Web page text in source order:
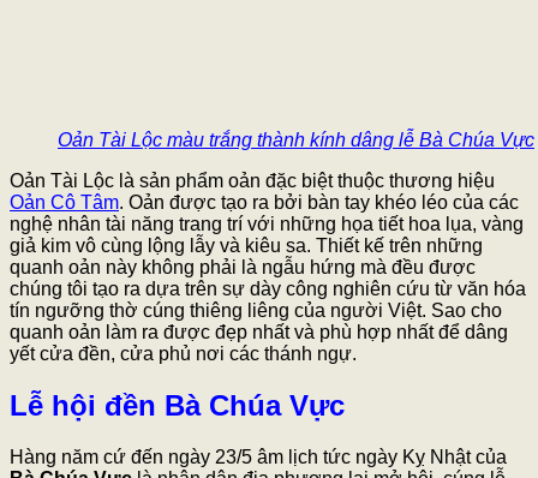
Oản Tài Lộc màu trắng thành kính dâng lễ Bà Chúa Vực
Oản Tài Lộc là sản phẩm oản đặc biệt thuộc thương hiệu
Oản Cô Tâm. Oản được tạo ra bởi bàn tay khéo léo của các
nghệ nhân tài năng trang trí với những họa tiết hoa lụa, vàng
giả kim vô cùng lộng lẫy và kiêu sa. Thiết kế trên những
quanh oản này không phải là ngẫu hứng mà đều được
chúng tôi tạo ra dựa trên sự dày công nghiên cứu từ văn hóa
tín ngưỡng thờ cúng thiêng liêng của người Việt. Sao cho
quanh oản làm ra được đẹp nhất và phù hợp nhất để dâng
yết cửa đền, cửa phủ nơi các thánh ngự.
Lễ hội đền Bà Chúa Vực
Hàng năm cứ đến ngày 23/5 âm lịch tức ngày Kỵ Nhật của